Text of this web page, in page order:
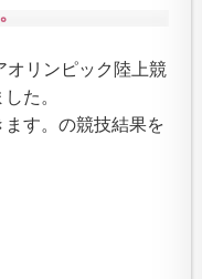
オリンピック陸上競
た。
す。の競技結果を